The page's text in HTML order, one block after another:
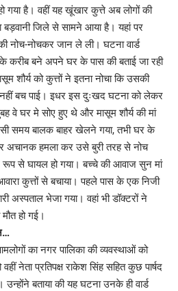
गया है। वहीं यह खूंखार कुत्ते अब लोगों की
जिले से सामने आया है। यहां पर
नोच-नोचकर जान ले ली। घटना वार्ड
करीब बने अपने घर के पास की बताई जा रही
शौर्य को कुत्तों ने इतना नोचा कि उसकी
नहीं बच पाई। इधर इस दुःखद घटना को लेकर
वे घर मे सोए हुए थे और मासूम शौर्य की मां
समय बालक बाहर खेलने गया, तभी घर के
अचानक हमला कर उसे बुरी तरह से नोच
रूप से घायल हो गया। बच्चे की आवाज सुन मां
कुत्तों से बचाया। पहले पास के एक निजी
अस्पताल भेजा गया। वहां भी डॉक्टरों ने
हो गई।
का नगर पालिका की व्यवस्थाओं को
नेता प्रतिपक्ष राकेश सिंह सहित कुछ पार्षद
बताया की यह घटना उनके ही वार्ड